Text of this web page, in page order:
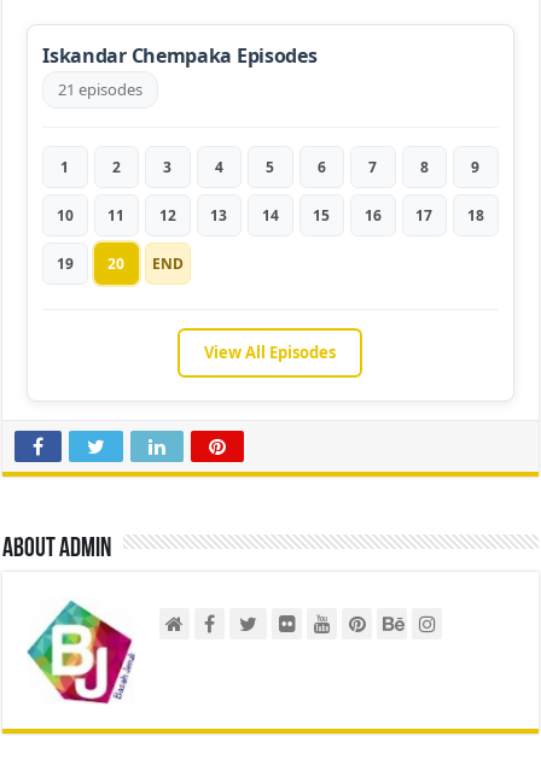
Iskandar Chempaka Episodes
21 episodes
1 2 3 4 5 6 7 8 9
10 11 12 13 14 15 16 17 18
19 20 END
View All Episodes
About admin